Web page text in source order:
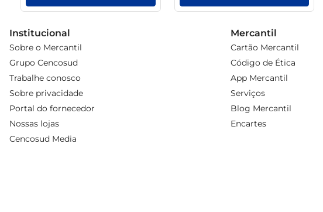
Institucional
Sobre o Mercantil
Grupo Cencosud
Trabalhe conosco
Sobre privacidade
Portal do fornecedor
Nossas lojas
Cencosud Media
Mercantil
Cartão Mercantil
Código de Ética
App Mercantil
Serviços
Blog Mercantil
Encartes